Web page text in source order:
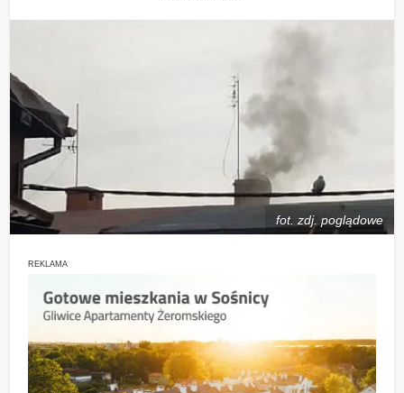
fot. zdj. poglądowe
REKLAMA